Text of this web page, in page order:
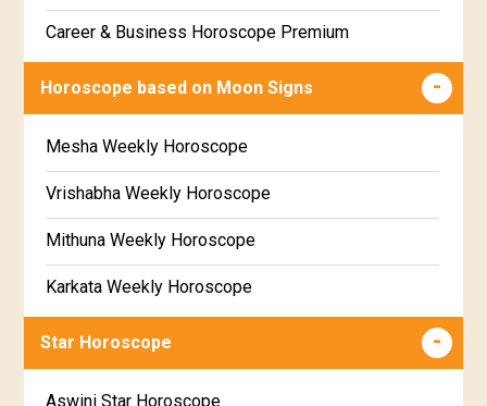
Free Star Horoscope
Free panchanga Predictions
Free Chinese Horoscope
Free Personal Horoscope
Free Chinese Compatibility
Free Numerology Report
Free Feng Shui
Career & Business Horoscope Premium
Numerology Premium Report
Premium Gem Recommendation Report
Premium Ugadi Prediction
Premium Yoga Predictions
Premium Super Horoscope
Horoscope based on Moon Signs
Mesha Weekly Horoscope
Vrishabha Weekly Horoscope
Mithuna Weekly Horoscope
Karkata Weekly Horoscope
Simha Weekly Horoscope
Star Horoscope
Aswini Star Horoscope